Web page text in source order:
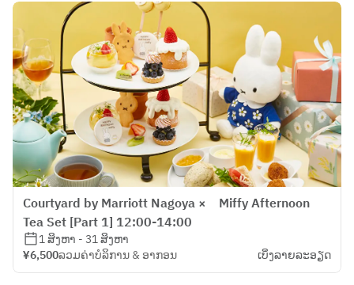
Courtyard by Marriott Nagoya × Miffy Afternoon
Tea Set [Part 1] 12:00-14:00
1 ສິງຫາ - 31 ສິງຫາ
¥6,500ລວມຄ່າບໍລິການ & ອາກອນ ເບິ່ງ​ລາຍ​ລະ​ອຽດ